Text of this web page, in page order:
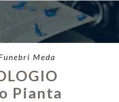
Meda
Pianta